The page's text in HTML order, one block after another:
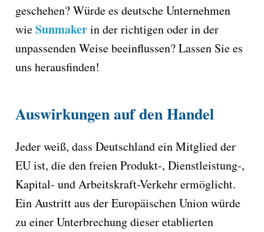
geschehen? Würde es deutsche Unternehmen
wieSunmakerin der richtigen oder in der
unpassenden Weise beeinflussen? Lassen Sie es
uns herausfinden!
Auswirkungen auf den Handel
Jeder weiß, dass Deutschland ein Mitglied der
EU ist, die den freien Produkt-, Dienstleistung-,
Kapital- und Arbeitskraft-Verkehr ermöglicht.
Ein Austritt aus der Europäischen Union würde
zu einer Unterbrechung dieser etablierten